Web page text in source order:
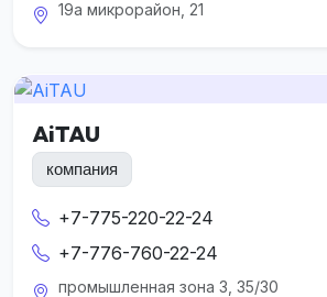
19а микрорайон, 21
AiTAU
компания
+7-775-220-22-24
+7-776-760-22-24
промышленная зона 3, 35/30